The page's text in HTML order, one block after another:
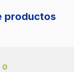
productos